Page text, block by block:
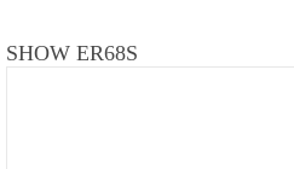
SHOW ER68S